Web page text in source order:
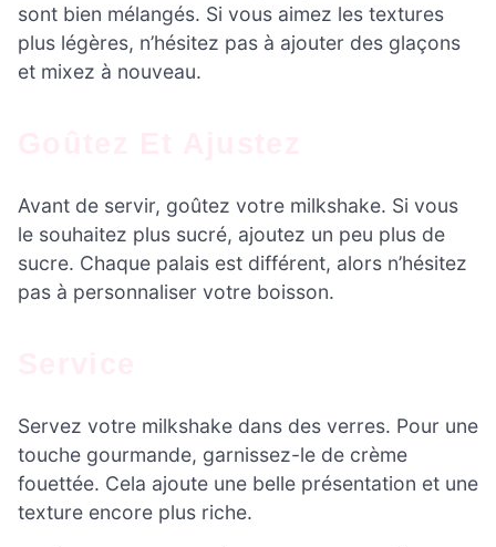
sont bien mélangés. Si vous aimez les textures
plus légères, n’hésitez pas à ajouter des glaçons
et mixez à nouveau.
Avant de servir, goûtez votre milkshake. Si vous
le souhaitez plus sucré, ajoutez un peu plus de
sucre. Chaque palais est différent, alors n’hésitez
pas à personnaliser votre boisson.
Servez votre milkshake dans des verres. Pour une
touche gourmande, garnissez-le de crème
fouettée. Cela ajoute une belle présentation et une
texture encore plus riche.